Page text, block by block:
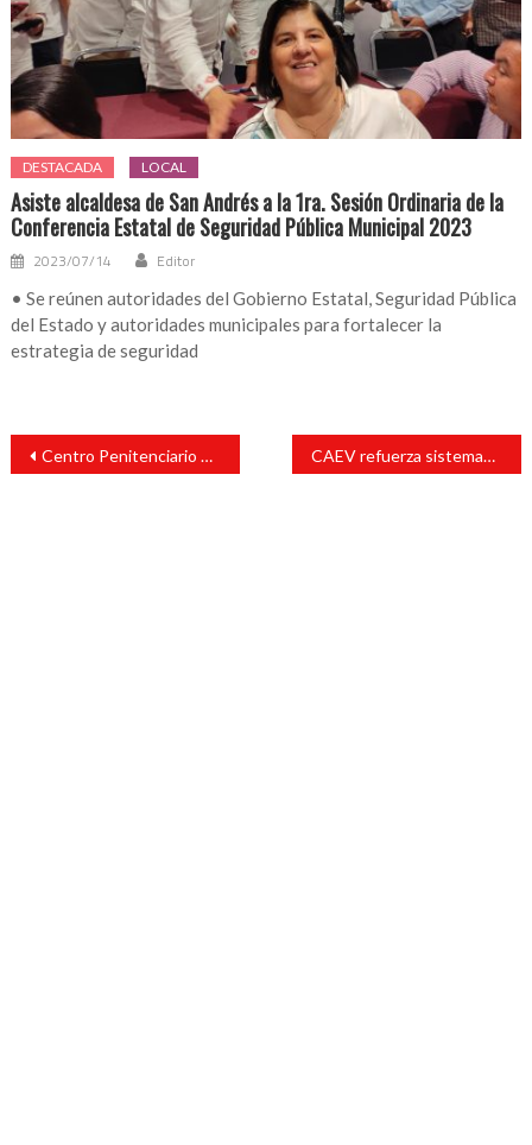
DESTACADA LOCAL
Asiste alcaldesa de San Andrés a la 1ra. Sesión Ordinaria de la
Conferencia Estatal de Seguridad Pública Municipal 2023
2023/07/14 Editor
• Se reúnen autoridades del Gobierno Estatal, Seguridad Pública
del Estado y autoridades municipales para fortalecer la
estrategia de seguridad
Navegación
entradas
Centro Penitenciario de Pacho Viejo se suma a la Clase Nacional de Boxeo CAEV refuerza sistemas operativos y administrativos